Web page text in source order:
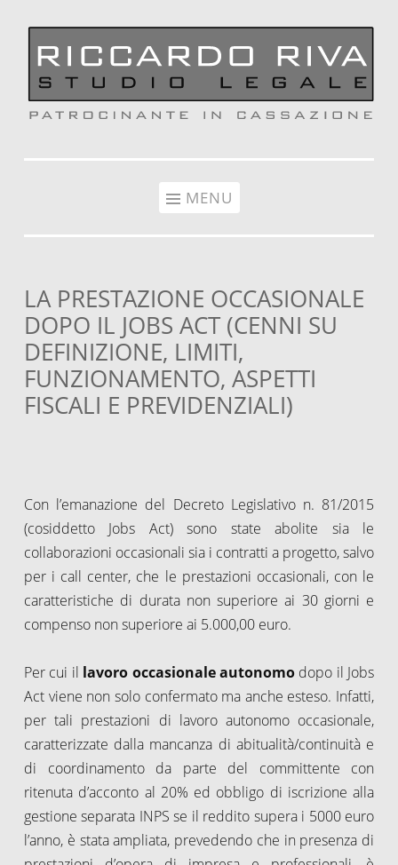
MENU
LA PRESTAZIONE OCCASIONALE
DOPO IL JOBS ACT (CENNI SU
DEFINIZIONE, LIMITI,
FUNZIONAMENTO, ASPETTI
FISCALI E PREVIDENZIALI)
Con l’emanazione del Decreto Legislativo n. 81/2015
(cosiddetto Jobs Act) sono state abolite sia le
collaborazioni occasionali sia i contratti a progetto, salvo
per i call center, che le prestazioni occasionali, con le
caratteristiche di durata non superiore ai 30 giorni e
compenso non superiore ai 5.000,00 euro.
Per cui il lavoro occasionale autonomo dopo il Jobs
Act viene non solo confermato ma anche esteso. Infatti,
per tali prestazioni di lavoro autonomo occasionale,
caratterizzate dalla mancanza di abitualità/continuità e
di coordinamento da parte del committente con
ritenuta d’acconto al 20% ed obbligo di iscrizione alla
gestione separata INPS se il reddito supera i 5000 euro
l’anno, è stata ampliata, prevedendo che in presenza di